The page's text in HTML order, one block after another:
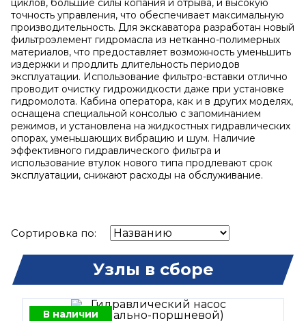
циклов, большие силы копания и отрыва, и высокую
точность управления, что обеспечивает максимальную
производительность. Для экскаватора разработан новый
фильтроэлемент гидромасла из нетканно-полимерных
материалов, что предоставляет возможность уменьшить
издержки и продлить длительность периодов
эксплуатации. Использование фильтро-вставки отлично
проводит очистку гидрожидкости даже при установке
гидромолота. Кабина оператора, как и в других моделях,
оснащена специальной консолью с запоминанием
режимов, и установлена на жидкостных гидравлических
опорах, уменьшающих вибрацию и шум. Наличие
эффективного гидравлического фильтра и
использование втулок нового типа продлевают срок
эксплуатации, снижают расходы на обслуживание.
Сортировка по:
Узлы в сборе
В наличии